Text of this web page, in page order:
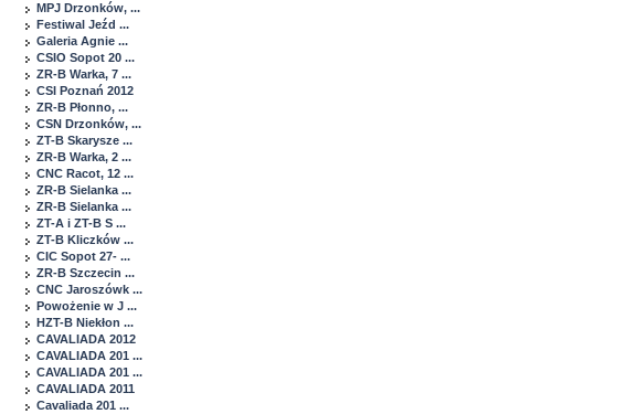
MPJ Drzonków, ...
Festiwal Jeźd ...
Galeria Agnie ...
CSIO Sopot 20 ...
ZR-B Warka, 7 ...
CSI Poznań 2012
ZR-B Płonno, ...
CSN Drzonków, ...
ZT-B Skarysze ...
ZR-B Warka, 2 ...
CNC Racot, 12 ...
ZR-B Sielanka ...
ZR-B Sielanka ...
ZT-A i ZT-B S ...
ZT-B Kliczków ...
CIC Sopot 27- ...
ZR-B Szczecin ...
CNC Jaroszówk ...
Powożenie w J ...
HZT-B Niekłon ...
CAVALIADA 2012
CAVALIADA 201 ...
CAVALIADA 201 ...
CAVALIADA 2011
Cavaliada 201 ...